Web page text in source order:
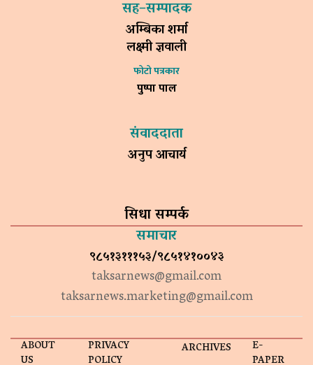
सह–सम्पादक
अम्बिका शर्मा
लक्ष्मी ज्ञवाली
फोटो पत्रकार
पुष्पा पाल
संवाददाता
अनुप आचार्य
सिधा सम्पर्क
समाचार
९८५१३१११५३/९८५१४१००४३
taksarnews@gmail.com
taksarnews.marketing@gmail.com
ABOUT
US
PRIVACY
POLICY
ARCHIVES E-
PAPER